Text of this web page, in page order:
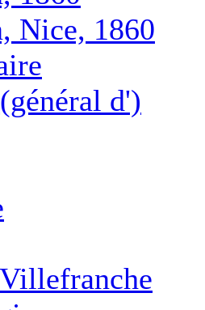
Nice, 1860
d')